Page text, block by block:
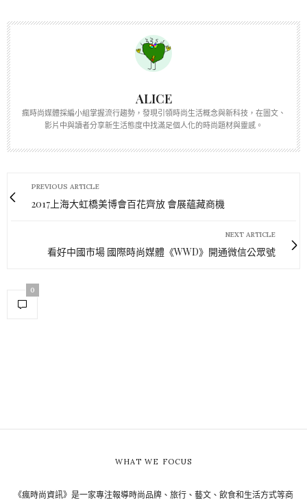
ALICE
瘋時尚媒體採編小組掌握流行趨勢，發現引領時尚生活概念與新科技，在圖文、
影片中與讀者分享新生活態度中找滿足個人化的時尚題材與靈感。
PREVIOUS ARTICLE
2017上海大虹橋美博會百花齊放 會展蘊藏商機
NEXT ARTICLE
看好中國市場 國際時尚媒體《WWD》開通微信公眾號
0
WHAT WE FOCUS
《瘋時尚資訊》是一家專注報導時尚品牌、旅行、藝文、飲食和生活方式等商